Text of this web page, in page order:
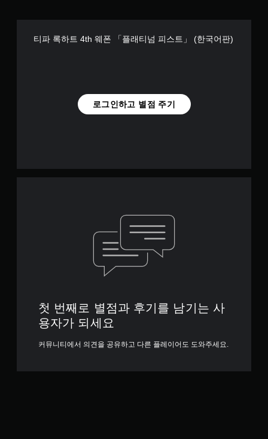
티파 록하트 4th 웨폰 「플래티넘 피스트」 (한국어판)
로그인하고 별점 주기
첫 번째로 별점과 후기를 남기는 사
용자가 되세요
커뮤니티에서 의견을 공유하고 다른 플레이어도 도와주세요.